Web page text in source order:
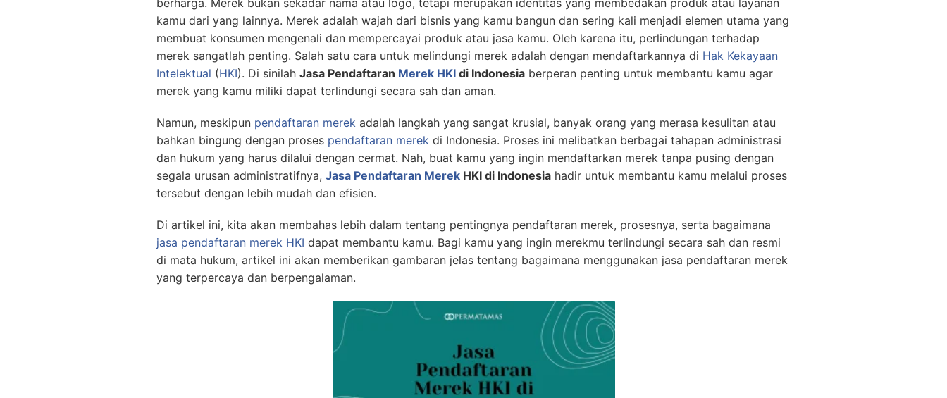
berharga. Merek bukan sekadar nama atau logo, tetapi merupakan identitas yang membedakan produk atau layanan
kamu dari yang lainnya. Merek adalah wajah dari bisnis yang kamu bangun dan sering kali menjadi elemen utama yang
membuat konsumen mengenali dan mempercayai produk atau jasa kamu. Oleh karena itu, perlindungan terhadap
merek sangatlah penting. Salah satu cara untuk melindungi merek adalah dengan mendaftarkannya di Hak Kekayaan
Intelektual (HKI). Di sinilah Jasa Pendaftaran Merek HKI di Indonesia berperan penting untuk membantu kamu agar
merek yang kamu miliki dapat terlindungi secara sah dan aman.
Namun, meskipun pendaftaran merek adalah langkah yang sangat krusial, banyak orang yang merasa kesulitan atau
bahkan bingung dengan proses pendaftaran merek di Indonesia. Proses ini melibatkan berbagai tahapan administrasi
dan hukum yang harus dilalui dengan cermat. Nah, buat kamu yang ingin mendaftarkan merek tanpa pusing dengan
segala urusan administratifnya, Jasa Pendaftaran Merek HKI di Indonesia hadir untuk membantu kamu melalui proses
tersebut dengan lebih mudah dan efisien.
Di artikel ini, kita akan membahas lebih dalam tentang pentingnya pendaftaran merek, prosesnya, serta bagaimana
jasa pendaftaran merek HKI dapat membantu kamu. Bagi kamu yang ingin merekmu terlindungi secara sah dan resmi
di mata hukum, artikel ini akan memberikan gambaran jelas tentang bagaimana menggunakan jasa pendaftaran merek
yang terpercaya dan berpengalaman.